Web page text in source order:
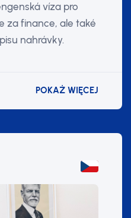
víza pro
za finance, ale také
nahrávky.
POKAŻ WIĘCEJ